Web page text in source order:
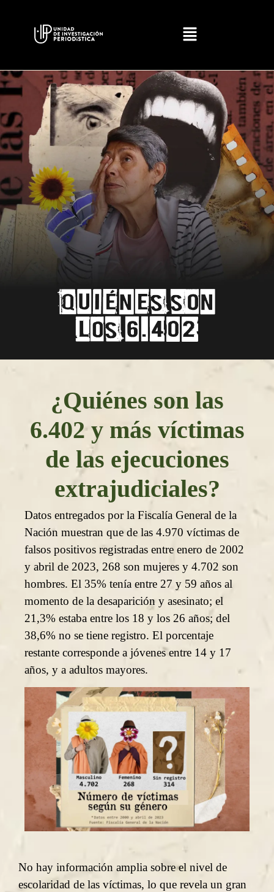
¿Quiénes son las
6.402 y más víctimas
de las ejecuciones
extrajudiciales?
Datos entregados por la Fiscalía General de la
Nación muestran que de las 4.970 víctimas de
falsos positivos registradas entre enero de 2002
y abril de 2023, 268 son mujeres y 4.702 son
hombres. El 35% tenía entre 27 y 59 años al
momento de la desaparición y asesinato; el
21,3% estaba entre los 18 y los 26 años; del
38,6% no se tiene registro. El porcentaje
restante corresponde a jóvenes entre 14 y 17
años, y a adultos mayores.
No hay información amplia sobre el nivel de
escolaridad de las víctimas, lo que revela un gran